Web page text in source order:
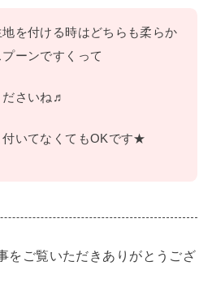
地を付ける時はどちらも柔らか
ーンですくって
ださいね♬
付いてなくてもOKです★
をご覧いただきありがとうござ